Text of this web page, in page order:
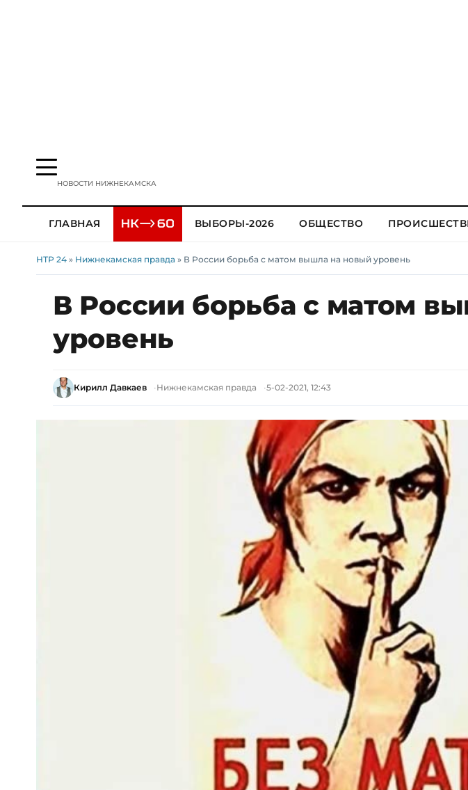
НОВОСТИ НИЖНЕКАМСКА
ГЛАВНАЯ ВЫБОРЫ-2026 ОБЩЕСТВО
НТР 24 » Нижнекамская правда » В России борьба с матом вышла на новый уровень
В России борьба с матом
уровень
Кирилл Давкаев Нижнекамская правда 5-02-2021, 12:43